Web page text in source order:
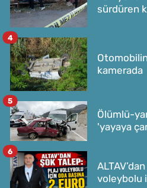
sürdüren
kamerada
4
Ölümlü-
'yayaya
5
voleybolu
6